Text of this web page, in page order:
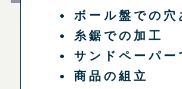
ボール盤での穴
糸鋸での加工
サンドペーパー
商品の組立